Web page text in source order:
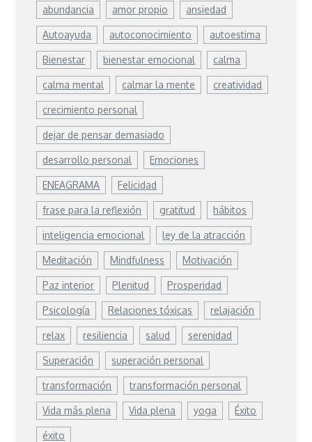
abundancia amor propio ansiedad
Autoayuda autoconocimiento autoestima
Bienestar bienestar emocional calma
calma mental calmar la mente creatividad
crecimiento personal
dejar de pensar demasiado
desarrollo personal Emociones
ENEAGRAMA Felicidad
frase para la reflexión gratitud hábitos
inteligencia emocional ley de la atracción
Meditación Mindfulness Motivación
Paz interior Plenitud Prosperidad
Psicología Relaciones tóxicas relajación
relax resiliencia salud serenidad
Superación superación personal
transformación transformación personal
Vida más plena Vida plena yoga Éxito
éxito